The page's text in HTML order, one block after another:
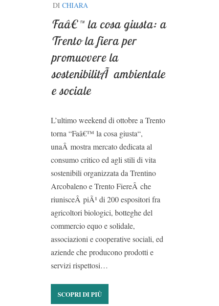
DI CHIARA
Faâ€™ la cosa giusta: a
Trento la fiera per
promuovere la
sostenibilitÃ ambientale
e sociale
L’ultimo weekend di ottobre a Trento
torna “Faâ€™ la cosa giusta“,
unaÂ mostra mercato dedicata al
consumo critico ed agli stili di vita
sostenibili organizzata da Trentino
Arcobaleno e Trento FiereÂ che
riunisceÂ piÃ¹ di 200 espositori fra
agricoltori biologici, botteghe del
commercio equo e solidale,
associazioni e cooperative sociali, ed
aziende che producono prodotti e
servizi rispettosi…
SCOPRI DI PIÙ